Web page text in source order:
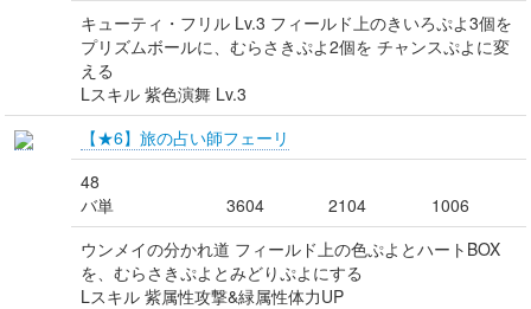
キューティ・フリル Lv.3 フィールド上のきいろぷよ3個を
プリズムボールに、むらさきぷよ2個を チャンスぷよに変
える
Lスキル 紫色演舞 Lv.3
【★6】旅の占い師フェーリ
48
バ単
3604 2104
1006
ウンメイの分かれ道 フィールド上の色ぷよとハートBOX
を、むらさきぷよとみどりぷよにする
Lスキル 紫属性攻撃&緑属性体力UP